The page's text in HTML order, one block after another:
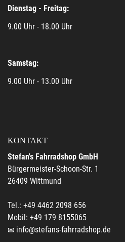
Dienstag - Freitag:
9.00 Uhr - 18.00 Uhr
Samstag:
9.00 Uhr - 13.00 Uhr
KONTAKT
Stefan's Fahrradshop GmbH
Bürgermeister-Schoon-Str. 1
26409 Wittmund
Tel.: +49 4462 2098 656
Mobil: +49 179 8155065
info@stefans-fahrradshop.de